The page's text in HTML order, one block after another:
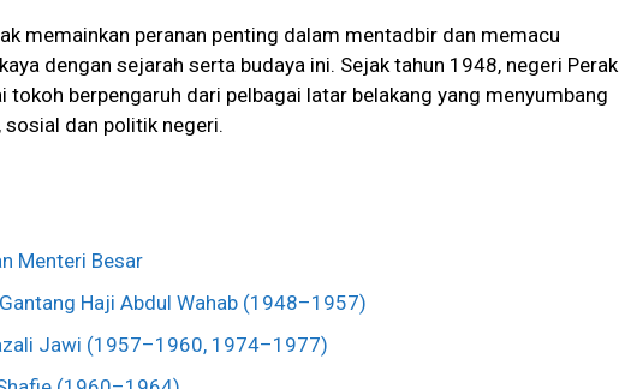
memainkan peranan penting dalam mentadbir dan memacu
dengan sejarah serta budaya ini. Sejak tahun 1948, negeri Perak
tokoh berpengaruh dari pelbagai latar belakang yang menyumbang
dan politik negeri.
Menteri Besar
Haji Abdul Wahab (1948–1957)
Jawi (1957–1960, 1974–1977)